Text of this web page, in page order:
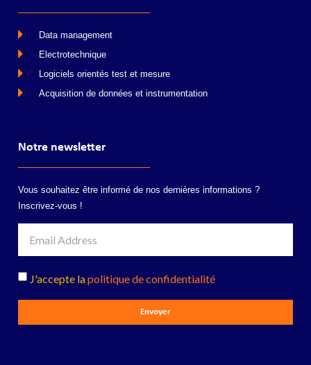
Data management
Electrotechnique
Logiciels orientés test et mesure
Acquisition de données et instrumentation
Notre newsletter
Vous souhaitez être informé de nos dernières informations ?
Inscrivez-vous !
J'accepte lapolitique de confidentialité
Envoyer